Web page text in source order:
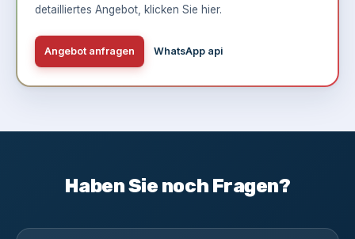
detailliertes Angebot, klicken Sie hier.
Angebot anfragen WhatsApp api
Haben Sie noch Fragen?